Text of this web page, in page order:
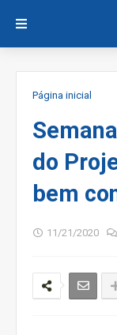
Página inicial
do
bem
11/21/2020